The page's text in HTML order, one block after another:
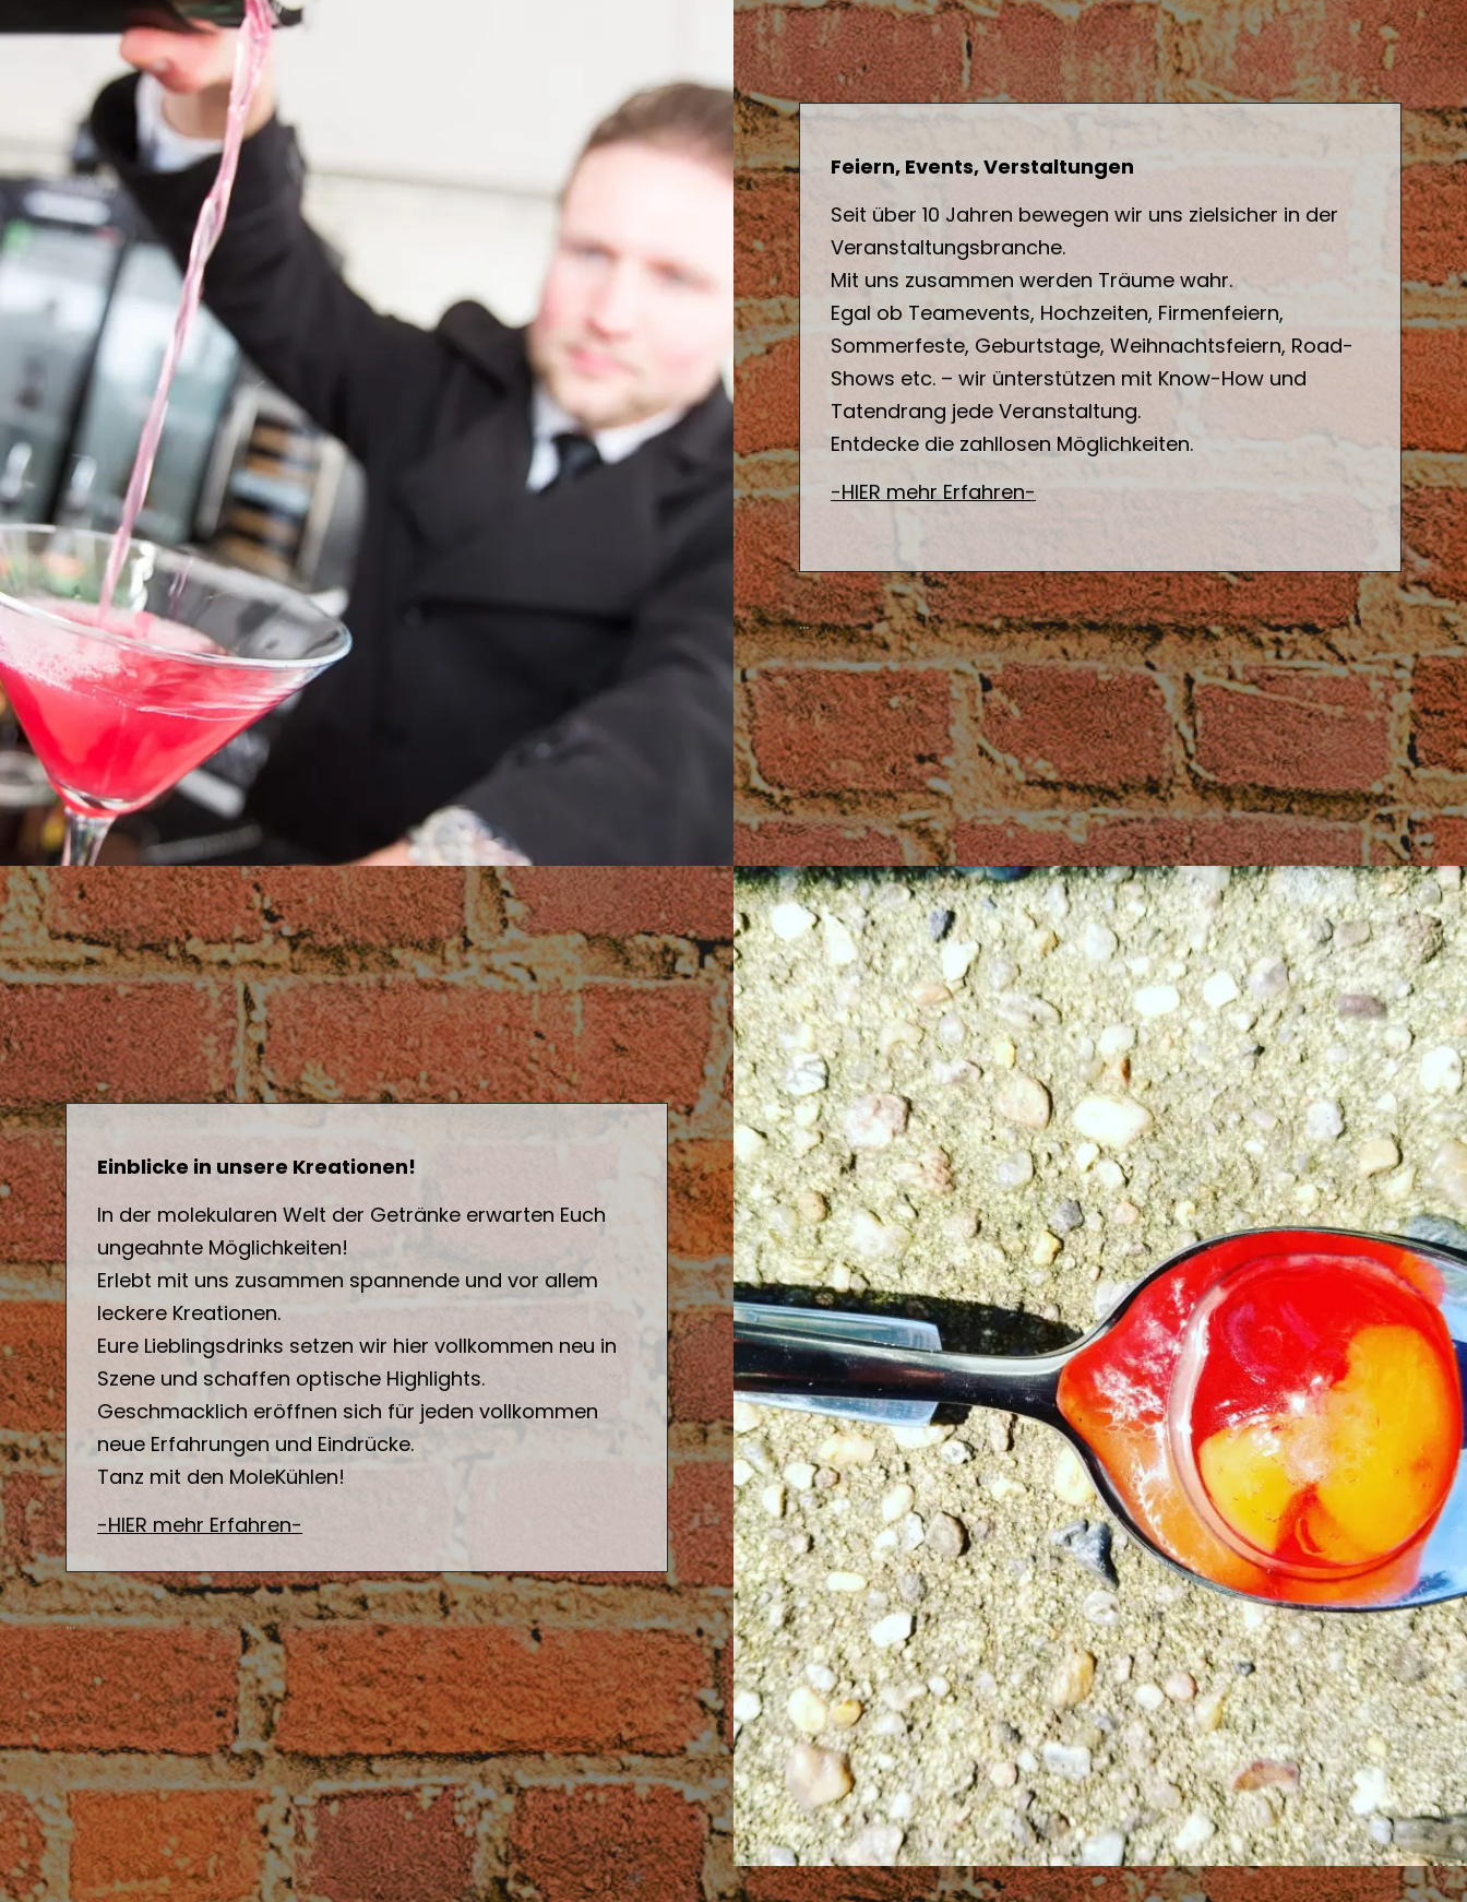
Feiern, Events, Verstaltungen
Seit über 10 Jahren bewegen wir uns zielsicher in der
Veranstaltungsbranche.
Mit uns zusammen werden Träume wahr.
Egal ob Teamevents, Hochzeiten, Firmenfeiern,
Sommerfeste, Geburtstage, Weihnachtsfeiern, Road-
Shows etc. – wir ünterstützen mit Know-How und
Tatendrang jede Veranstaltung.
Entdecke die zahllosen Möglichkeiten.
-HIER mehr Erfahren-
…
Einblicke in unsere Kreationen!
In der molekularen Welt der Getränke erwarten Euch
ungeahnte Möglichkeiten!
Erlebt mit uns zusammen spannende und vor allem
leckere Kreationen.
Eure Lieblingsdrinks setzen wir hier vollkommen neu in
Szene und schaffen optische Highlights.
Geschmacklich eröffnen sich für jeden vollkommen
neue Erfahrungen und Eindrücke.
Tanz mit den MoleKühlen!
-HIER mehr Erfahren-
…